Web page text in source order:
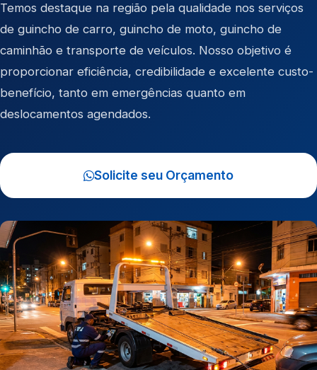
Temos destaque na região pela qualidade nos serviços
de guincho de carro, guincho de moto, guincho de
caminhão e transporte de veículos. Nosso objetivo é
proporcionar eficiência, credibilidade e excelente custo-
benefício, tanto em emergências quanto em
deslocamentos agendados.
Solicite seu Orçamento